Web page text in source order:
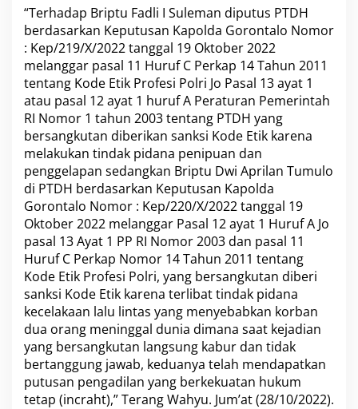
o
D
i
P
T
D
H
“Terhadap Briptu Fadli I Suleman diputus PTDH
berdasarkan Keputusan Kapolda Gorontalo Nomor
: Kep/219/X/2022 tanggal 19 Oktober 2022
melanggar pasal 11 Huruf C Perkap 14 Tahun 2011
tentang Kode Etik Profesi Polri Jo Pasal 13 ayat 1
atau pasal 12 ayat 1 huruf A Peraturan Pemerintah
RI Nomor 1 tahun 2003 tentang PTDH yang
bersangkutan diberikan sanksi Kode Etik karena
melakukan tindak pidana penipuan dan
penggelapan sedangkan Briptu Dwi Aprilan Tumulo
di PTDH berdasarkan Keputusan Kapolda
Gorontalo Nomor : Kep/220/X/2022 tanggal 19
Oktober 2022 melanggar Pasal 12 ayat 1 Huruf A Jo
pasal 13 Ayat 1 PP RI Nomor 2003 dan pasal 11
Huruf C Perkap Nomor 14 Tahun 2011 tentang
Kode Etik Profesi Polri, yang bersangkutan diberi
sanksi Kode Etik karena terlibat tindak pidana
kecelakaan lalu lintas yang menyebabkan korban
dua orang meninggal dunia dimana saat kejadian
yang bersangkutan langsung kabur dan tidak
bertanggung jawab, keduanya telah mendapatkan
putusan pengadilan yang berkekuatan hukum
tetap (incraht),” Terang Wahyu. Jum’at (28/10/2022).